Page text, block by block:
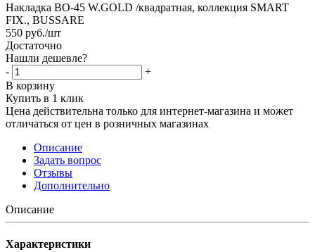
Накладка BO-45 W.GOLD /квадратная, коллекция SMART
FIX., BUSSARE
550 руб./шт
Достаточно
Нашли дешевле?
-
+
В корзину
Купить в 1 клик
Цена действительна только для интернет-магазина и может
отличаться от цен в розничных магазинах
Описание
Задать вопрос
Отзывы
Дополнительно
Описание
Характеристики